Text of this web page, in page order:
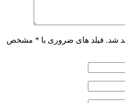
شد. فیلد های ضروری با * مشخص